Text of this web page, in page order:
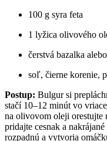
100 g syra feta
1 lyžica olivového
čerstvá bazalka
soľ, čierne korenie,
Postup: Bulgur si
stačí 10–12 minút vo
na olivovom oleji orestujte
pridajte cesnak a
rozpadnú a vytvoria